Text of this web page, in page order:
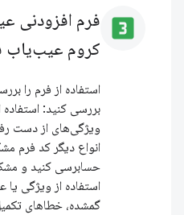
looks_3 فرم افزودنی
کروم عیب‌یاب
استفاده از فرم را
بررسی کنید: استفاده
ویژگی‌های از دست
انواع دیگر کد فرم
حسابرسی کنید و
استفاده از ویژگی یا
گمشده، خطاهای